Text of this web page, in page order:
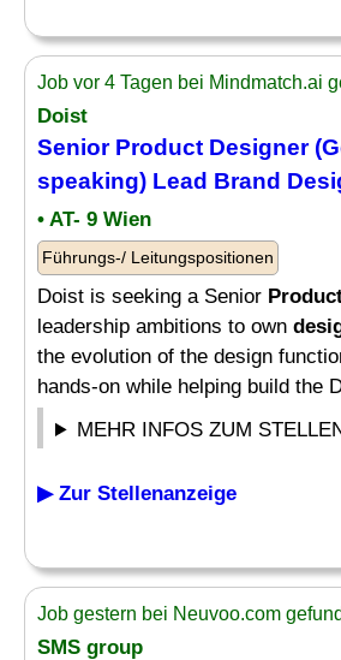
Job vor 4 Tagen bei Mindmatch.ai
Doist
Senior Product Designer
speaking) Lead Brand
• AT- 9 Wien
Führungs-/ Leitungspositionen
Doist is seeking a Senior
leadership ambitions to own
the evolution of the design
hands-on while helping build the
MEHR INFOS ZUM
▶ Zur Stellenanzeige
Job gestern bei Neuvoo.com
SMS group